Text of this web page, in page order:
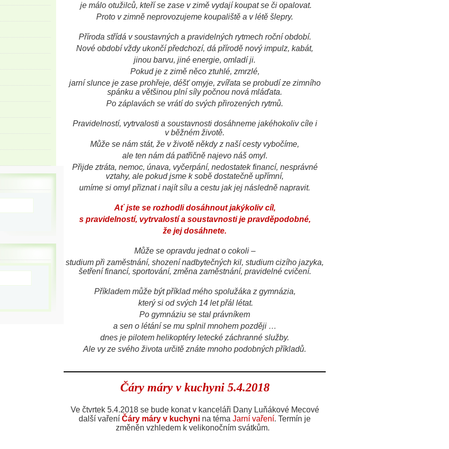
je málo otužilců, kteří se zase v zimě vydají koupat se či opalovat.
Proto v zimně neprovozujeme koupaliště a v létě šlepry.
Příroda střídá v soustavných a pravidelných rytmech roční období.
Nové období vždy ukončí předchozí, dá přírodě nový impulz, kabát,
jinou barvu, jiné energie, omladí ji.
Pokud je z zimě něco ztuhlé, zmrzlé,
jarní slunce je zase prohřeje, déšť omyje, zvířata se probudí ze zimního
spánku a většinou plní síly počnou nová mláďata.
Po záplavách se vrátí do svých přirozených rytmů.
Pravidelností, vytrvalosti a soustavnosti dosáhneme jakéhokoliv cíle i
v běžném životě.
Může se nám stát, že v životě někdy z naší cesty vybočíme,
ale ten nám dá patřičně najevo náš omyl.
Přijde ztráta, nemoc, únava, vyčerpání, nedostatek financí, nesprávné
vztahy, ale pokud jsme k sobě dostatečně upřímní,
umíme si omyl přiznat i najít sílu a cestu jak jej následně napravit.
Ať jste se rozhodli dosáhnout jakýkoliv cíl,
s pravidelností, vytrvalostí a soustavnosti je pravděpodobné,
že jej dosáhnete.
Může se opravdu jednat o cokoli –
studium při zaměstnání, shození nadbytečných kil, studium cizího jazyka,
šetření financí, sportování, změna zaměstnání, pravidelné cvičení.
Příkladem může být příklad mého spolužáka z gymnázia,
který si od svých 14 let přál létat.
Po gymnáziu se stal právníkem
a sen o létání se mu splnil mnohem později …
dnes je pilotem helikoptéry letecké záchranné služby.
Ale vy ze svého života určitě znáte mnoho podobných příkladů.
Čáry máry v kuchyni 5.4.2018
Ve čtvrtek 5.4.2018 se bude konat v kanceláři Dany Luňákové Mecové
další vaření Čáry máry v kuchyni na téma Jarní vaření. Termín je
změněn vzhledem k velikonočním svátkům.